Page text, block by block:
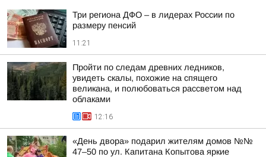
Три региона ДФО – в лидерах России по
размеру пенсий
11:21
Пройти по следам древних ледников,
увидеть скалы, похожие на спящего
великана, и полюбоваться рассветом над
облаками
12:16
«День двора» подарил жителям домов №№
47–50 по ул. Капитана Копытова яркие